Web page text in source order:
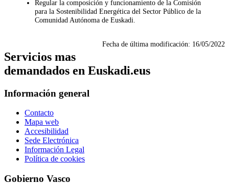
Regular la composición y funcionamiento de la Comisión
para la Sostenibilidad Energética del Sector Público de la
Comunidad Autónoma de Euskadi.
Fecha de última modificación: 16/05/2022
Servicios mas
demandados en Euskadi.eus
Información general
Contacto
Mapa web
Accesibilidad
Sede Electrónica
Información Legal
Política de cookies
Gobierno Vasco